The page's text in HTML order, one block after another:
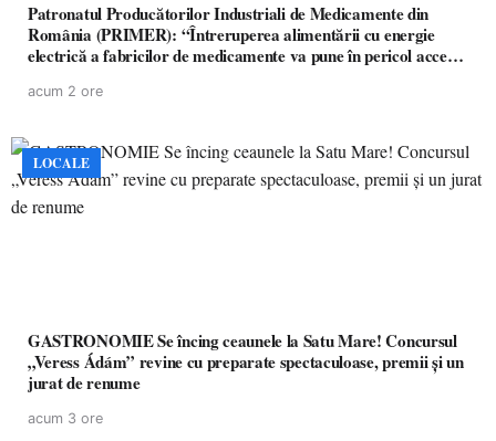
Patronatul Producătorilor Industriali de Medicamente din
România (PRIMER): “Întreruperea alimentării cu energie
electrică a fabricilor de medicamente va pune în pericol accesul
acum 2 ore
LOCALE
GASTRONOMIE Se încing ceaunele la Satu Mare! Concursul
„Veress Ádám” revine cu preparate spectaculoase, premii și un
jurat de renume
acum 3 ore